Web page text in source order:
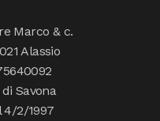
Marco & c.
Alassio
Savona
4/2/1997